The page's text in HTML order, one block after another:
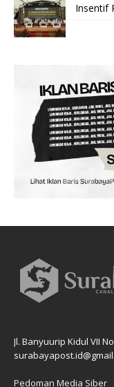
Insentif
Jl. Banyuurip Kidul VII
Pedoman Media Siber